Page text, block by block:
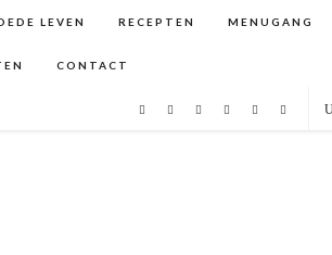
LEVEN RECEPTEN MENUGANG
CONTACT